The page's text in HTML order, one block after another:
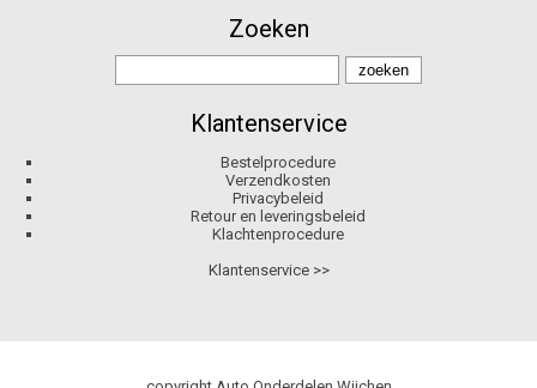
Zoeken
Klantenservice
Bestelprocedure
Verzendkosten
Privacybeleid
Retour en leveringsbeleid
Klachtenprocedure
Klantenservice >>